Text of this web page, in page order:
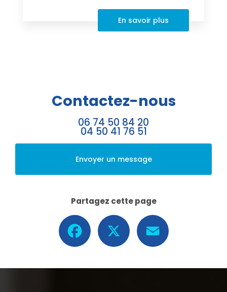
En savoir plus
Contactez-nous
06 74 50 84 20
04 50 41 76 51
Envoyer un message
Partagez cette page
Facebook